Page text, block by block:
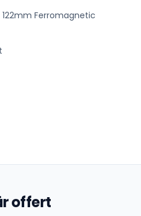
Ferromagnetic
offert